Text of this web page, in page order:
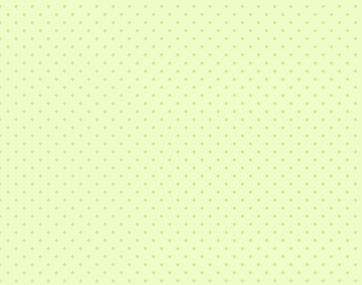
不審者訓練
2024年10月23日
次の記事
お遊戯会☆